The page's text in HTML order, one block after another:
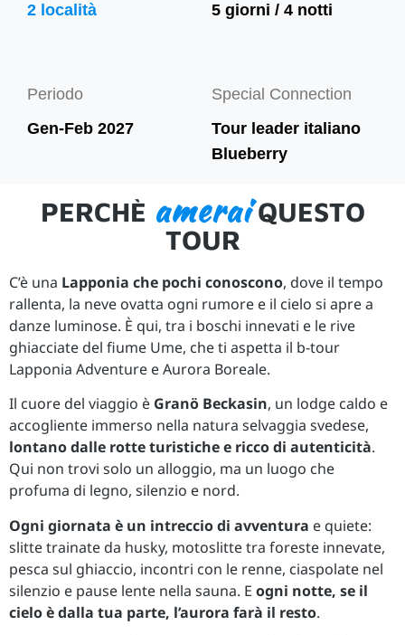
2 località
5 giorni / 4 notti
Periodo
Gen-Feb 2027
Special Connection
Tour leader italiano
Blueberry
PERCHÈ ameraiQUESTO
TOUR
C’è una Lapponia che pochi conoscono, dove il tempo
rallenta, la neve ovatta ogni rumore e il cielo si apre a
danze luminose. È qui, tra i boschi innevati e le rive
ghiacciate del fiume Ume, che ti aspetta il b-tour
Lapponia Adventure e Aurora Boreale.
Il cuore del viaggio è Granö Beckasin, un lodge caldo e
accogliente immerso nella natura selvaggia svedese,
lontano dalle rotte turistiche e ricco di autenticità.
Qui non trovi solo un alloggio, ma un luogo che
profuma di legno, silenzio e nord.
Ogni giornata è un intreccio di avventura e quiete:
slitte trainate da husky, motoslitte tra foreste innevate,
pesca sul ghiaccio, incontri con le renne, ciaspolate nel
silenzio e pause lente nella sauna. E ogni notte, se il
cielo è dalla tua parte, l’aurora farà il resto.